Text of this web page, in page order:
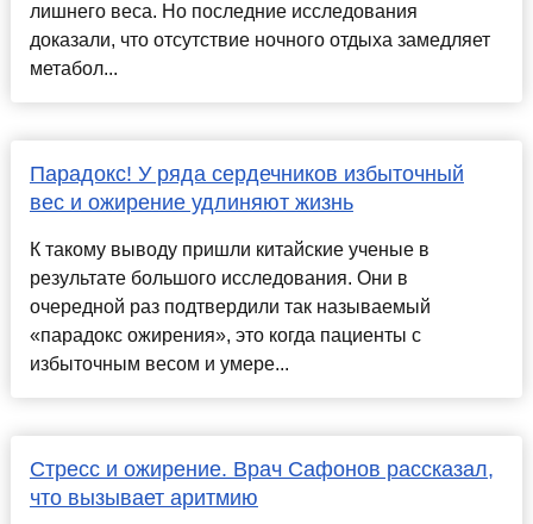
лишнего веса. Но последние исследования
доказали, что отсутствие ночного отдыха замедляет
метабол...
Парадокс! У ряда сердечников избыточный
вес и ожирение удлиняют жизнь
К такому выводу пришли китайские ученые в
результате большого исследования. Они в
очередной раз подтвердили так называемый
«парадокс ожирения», это когда пациенты с
избыточным весом и умере...
Стресс и ожирение. Врач Сафонов рассказал,
что вызывает аритмию